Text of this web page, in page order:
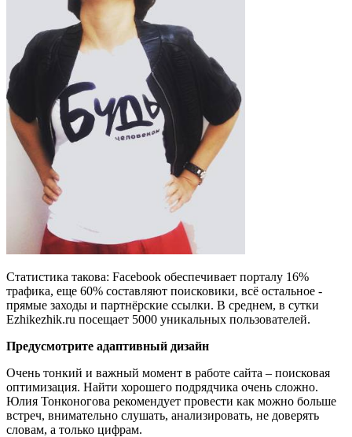
Статистика такова: Facebook обеспечивает порталу 16%
трафика, еще 60% составляют поисковики, всё остальное -
прямые заходы и партнёрские ссылки. В среднем, в сутки
Еzhikezhik.ru посещает 5000 уникальных пользователей.
Предусмотрите адаптивный дизайн
Очень тонкий и важный момент в работе сайта – поисковая
оптимизация. Найти хорошего подрядчика очень сложно.
Юлия Тонконогова рекомендует провести как можно больше
встреч, внимательно слушать, анализировать, не доверять
словам, а только цифрам.